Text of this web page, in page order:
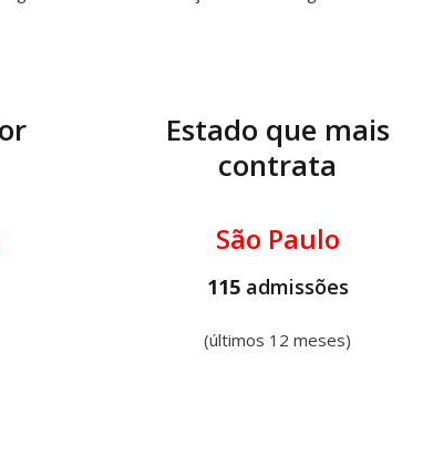
Estado que mais
contrata
São Paulo
115 admissões
(últimos 12 meses)